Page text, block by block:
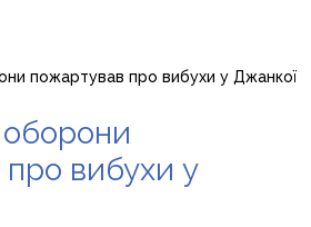
пожартував про вибухи у Джанкої
вибухи у